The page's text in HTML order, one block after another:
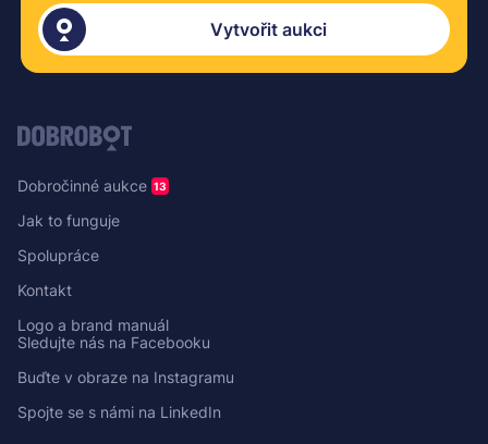
Vytvořit aukci
Dobročinné aukce 13
Jak to funguje
Spolupráce
Kontakt
Logo a brand manuál
Sledujte nás na Facebooku
Buďte v obraze na Instagramu
Spojte se s námi na LinkedIn